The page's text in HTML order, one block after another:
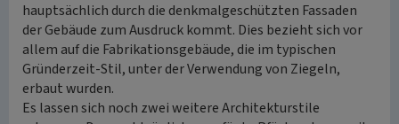
hauptsächlich durch die denkmalgeschützten Fassaden
der Gebäude zum Ausdruck kommt. Dies bezieht sich vor
allem auf die Fabrikationsgebäude, die im typischen
Gründerzeit-Stil, unter der Verwendung von Ziegeln,
erbaut wurden.
Es lassen sich noch zwei weitere Architekturstile